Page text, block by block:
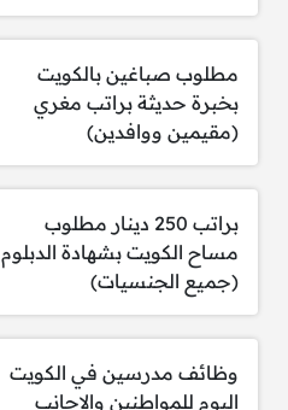
مطلوب صباغين بالكويت
بخبرة حديثة براتب مغري
(مقيمين ووافدين)
براتب 250 دينار مطلوب
مساح الكويت بشهادة الدبلوم
(جميع الجنسيات)
وظائف مدرسين في الكويت
اليوم للمواطنين والاجانب